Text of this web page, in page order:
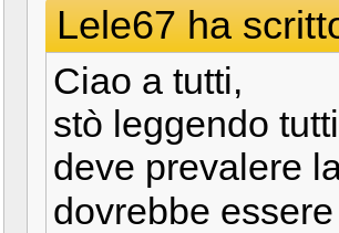
Lele67 ha
Ciao a tutti,
stò leggendo
deve prevalere
dovrebbe